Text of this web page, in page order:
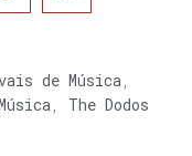
de Música,
, The Dodos